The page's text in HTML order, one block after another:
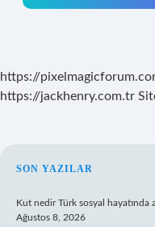
https://
https://jackhenry.com.tr
SIDEBAR
SON YAZILAR
Kut nedir Türk sosyal hayatında
Ağustos 8, 2026